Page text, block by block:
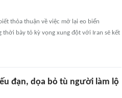
thỏa thuận về việc mở lại eo biển
bày tỏ kỳ vọng xung đột với Iran sẽ kết
đạn, dọa bỏ tù người làm lộ